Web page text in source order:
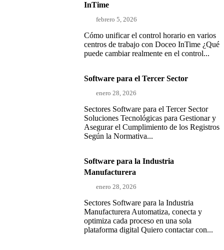
InTime
febrero 5, 2026
Cómo unificar el control horario en varios
centros de trabajo con Doceo InTime ¿Qué
puede cambiar realmente en el control...
Software para el Tercer Sector
enero 28, 2026
Sectores Software para el Tercer Sector
Soluciones Tecnológicas para Gestionar y
Asegurar el Cumplimiento de los Registros
Según la Normativa...
Software para la Industria
Manufacturera
enero 28, 2026
Sectores Software para la Industria
Manufacturera Automatiza, conecta y
optimiza cada proceso en una sola
plataforma digital Quiero contactar con...